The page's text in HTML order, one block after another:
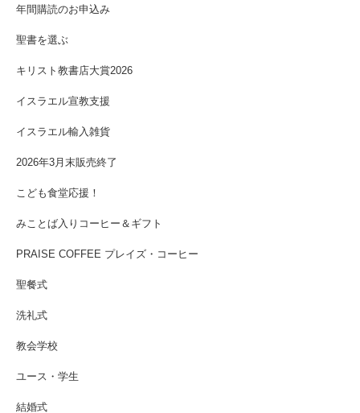
年間購読のお申込み
聖書を選ぶ
キリスト教書店大賞2026
イスラエル宣教支援
イスラエル輸入雑貨
2026年3月末販売終了
こども食堂応援！
みことば入りコーヒー＆ギフト
PRAISE COFFEE プレイズ・コーヒー
聖餐式
洗礼式
教会学校
ユース・学生
結婚式